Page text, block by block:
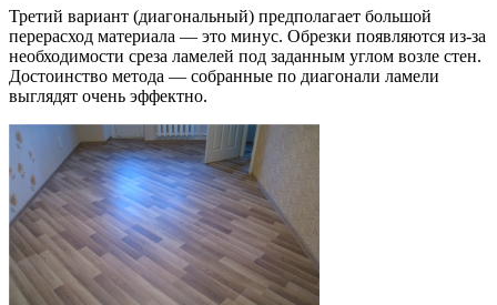
Третий вариант (диагональный) предполагает большой
перерасход материала — это минус. Обрезки появляются из-за
необходимости среза ламелей под заданным углом возле стен.
Достоинство метода — собранные по диагонали ламели
выглядят очень эффектно.